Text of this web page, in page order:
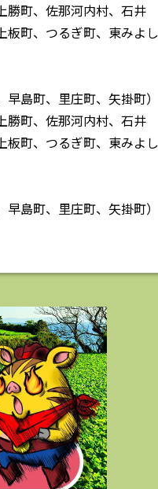
勝町、佐那河内村、石井
板町、つるぎ町、東みよし
島町、里庄町、矢掛町）
勝町、佐那河内村、石井
板町、つるぎ町、東みよし
島町、里庄町、矢掛町）